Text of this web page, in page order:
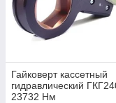
Гайковерт кассетный
гидравлический
23732 Нм